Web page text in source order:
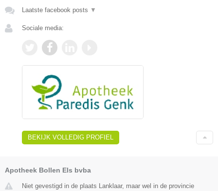
Laatste facebook posts ▼
Sociale media:
BEKIJK VOLLEDIG PROFIEL
Apotheek Bollen Els bvba
Niet gevestigd in de plaats Lanklaar, maar wel in de provincie